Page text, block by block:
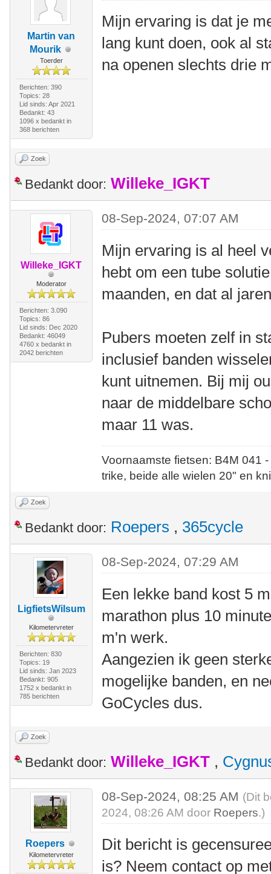
Martin van
Mourik
Toerder
Berichten: 390
Topics: 28
Lid sinds: Apr 2021
Bedankt: 43
1096 x bedankt in
368 berichten
Mijn ervaring is dat je
lang kunt doen, ook al
na openen slechts drie
Zoek
Bedankt door: Willeke_IGKT
Willeke_IGKT
Moderator
Berichten: 3.090
Topics: 86
Lid sinds: Dec 2020
Bedankt: 46049
4760 x bedankt in
2042 berichten
08-Sep-2024, 07:07 AM
Mijn ervaring is al heel
hebt om een tube
maanden, en dat al
Pubers moeten zelf in
inclusief banden
kunt uitnemen. Bij mij
naar de middelbare
maar 11 was.
Voornaamste fietsen: B4M
trike, beide alle wielen 20" en
Zoek
Bedankt door: Roepers , 365cycle
LigfietsWilsum
Kilometervreter
Berichten: 830
Topics: 19
Lid sinds: Jan 2023
Bedankt: 905
1752 x bedankt in
785 berichten
08-Sep-2024, 07:29 AM
Een lekke band kost 5
marathon plus 10
m'n werk.
Aangezien ik geen
mogelijke banden, en
GoCycles dus.
Zoek
Bedankt door: Willeke_IGKT ,
Roepers
Kilometervreter
08-Sep-2024, 08:25 AM (Dit
2024, 08:26 AM door Roepers.)
Dit bericht is
is? Neem contact op